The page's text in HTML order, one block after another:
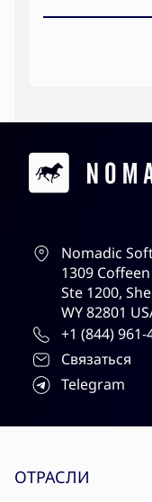
Contacts
Nomadic
1309
Ste 1200,
WY 82801
+1 (844) 961-
Связаться
Telegram
Site menu
ОТРАСЛИ